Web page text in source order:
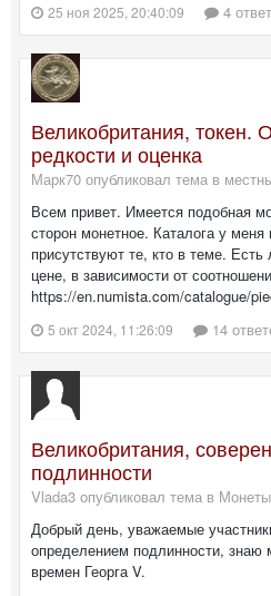
25 ноя 2025, 20:40:09 4
Великобритания, токен.
редкости и оценка
Марк70 опубликовал тема в
Всем привет. Имеется подобная
сторон монетное. Каталога у меня
присутствуют те, кто в теме. Есть
цене, в зависимости от
https://en.numista.com/catalogue/
5 окт 2024, 11:26:09 14
Великобритания,
подлинности
Vlada3 опубликовал тема в
Добрый день, уважаемые
определением подлинности, знаю
времен Георга V.